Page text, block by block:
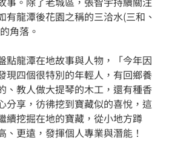
有龍潭後花園之稱的三洽水(三和、
角落。
點龍潭在地故事與人物，「今年因
現四個很特別的年輕人，有回鄉養
、教人做大提琴的木工，還有種香
享，彷彿挖到寶藏似的喜悅，這
續挖掘在地的寶藏，從小地方蹲
、更遠，發揮個人專業與潛能！